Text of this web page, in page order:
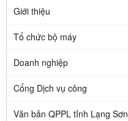
Giới thiệu
Tổ chức bộ máy
Doanh nghiệp
Cổng Dịch vụ công
Văn bản QPPL tỉnh Lạng Sơn